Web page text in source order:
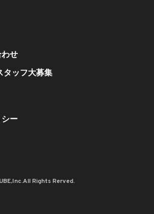
わせ
タッフ大募集
シー
Rights Rerved.